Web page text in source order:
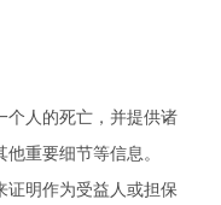
个人的死亡，并提供诸
重要细节等信息。
证明作为受益人或担保